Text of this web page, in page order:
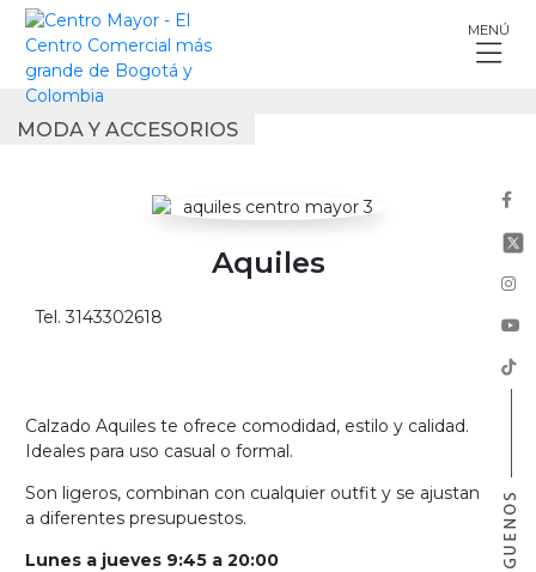
Skip
MENÚ
Calzado Aquiles te ofrece comodidad, estilo y calidad.
Ideales para uso casual o formal.
Son ligeros, combinan con cualquier outfit y se ajustan
a diferentes presupuestos.
Lunes a jueves 9:45 a 20:00
MODA Y ACCESORIOS
Aquiles
Tel. 3143302618